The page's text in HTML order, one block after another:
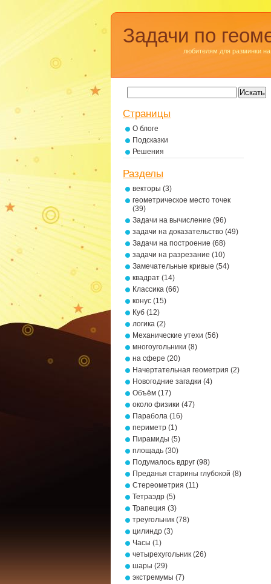
Задачи по
любителям для разминки на
Страницы
О блоге
Подсказки
Решения
Разделы
векторы (3)
геометрическое место точек
(39)
Задачи на вычисление (96)
задачи на доказательство (49)
Задачи на построение (68)
задачи на разрезание (10)
Замечательные кривые (54)
квадрат (14)
Классика (66)
конус (15)
Куб (12)
логика (2)
Механические утехи (56)
многоугольники (8)
на сфере (20)
Начертательная геометрия (2)
Новогодние загадки (4)
Объём (17)
около физики (47)
Парабола (16)
периметр (1)
Пирамиды (5)
площадь (30)
Подумалось вдруг (98)
Преданья старины глубокой (8)
Стереометрия (11)
Тетраэдр (5)
Трапеция (3)
треугольник (78)
цилиндр (3)
Часы (1)
четырехугольник (26)
шары (29)
экстремумы (7)